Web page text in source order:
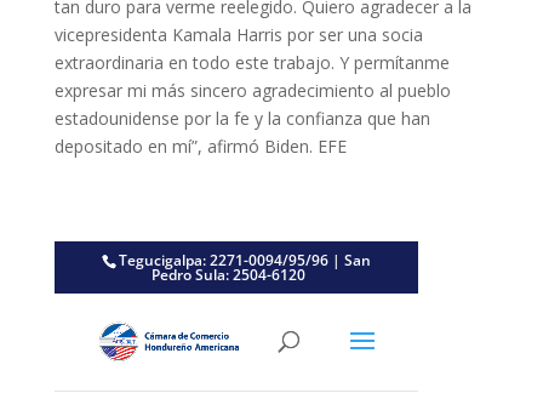
tan duro para verme reelegido. Quiero agradecer a la
vicepresidenta Kamala Harris por ser una socia
extraordinaria en todo este trabajo. Y permítanme
expresar mi más sincero agradecimiento al pueblo
estadounidense por la fe y la confianza que han
depositado en mí”, afirmó Biden. EFE